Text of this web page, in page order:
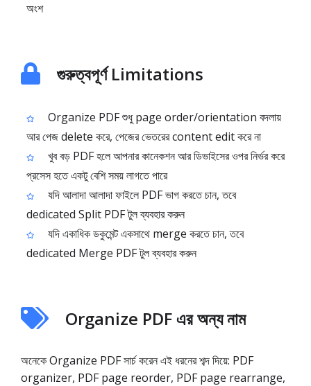
অংশ
গুরুত্বপূর্ণ Limitations
Organize PDF শুধু page order/orientation বদলায়
আর পেজ delete করে, পেজের ভেতরের content edit করে না
খুব বড় PDF হলে আপনার কানেকশন আর ডিভাইসের ওপর নির্ভর করে
প্রসেস হতে একটু বেশি সময় লাগতে পারে
যদি আলাদা আলাদা ফাইলে PDF ভাগ করতে চান, তবে
dedicated Split PDF টুল ব্যবহার করুন
যদি একাধিক ডকুমেন্ট একসাথে merge করতে চান, তবে
dedicated Merge PDF টুল ব্যবহার করুন
Organize PDF এর অন্য নাম
অনেকে Organize PDF সার্চ করেন এই ধরনের শব্দ দিয়ে: PDF
organizer, PDF page reorder, PDF page rearrange,